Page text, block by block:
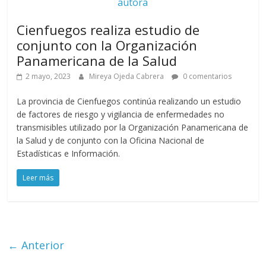
Cienfuegos realiza estudio de
conjunto con la Organización
Panamericana de la Salud
2 mayo, 2023 Mireya Ojeda Cabrera 0 comentarios
La provincia de Cienfuegos continúa realizando un estudio
de factores de riesgo y vigilancia de enfermedades no
transmisibles utilizado por la Organización Panamericana de
la Salud y de conjunto con la Oficina Nacional de
Estadísticas e Información.
Leer más
← Anterior